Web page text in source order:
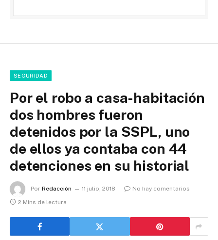
SEGURIDAD
Por el robo a casa-habitación
dos hombres fueron
detenidos por la SSPL, uno
de ellos ya contaba con 44
detenciones en su historial
Por Redacción 11 julio, 2018
No hay comentarios
2 Mins de lectura